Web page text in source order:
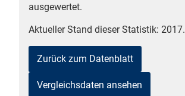
ausgewertet.
Aktueller Stand dieser Statistik: 2017.
Zurück zum Datenblatt
Vergleichsdaten ansehen